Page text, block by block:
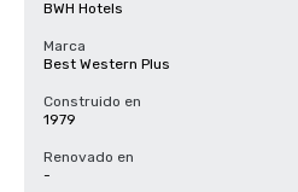
BWH Hotels
Marca
Best Western Plus
Construido en
1979
Renovado en
-